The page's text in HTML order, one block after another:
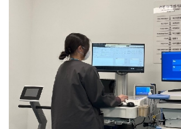
신분으로만 할 수 있는 다양한 경험을 해
때문입니다. 선후배가 아닌 목표를 향해
사회 초년생으로서, 동료로서 이야기하고
학생회장, 대외활동, 학업, 자격증 공부를
힘들었던 시간도 많았습니다. 대학시절
따라오는 성취에 대한 보상을 처음 느꼈
지난 지금, 그때의 기억을 연료 삼아 포
순간마다 열어보고 다시 일어날 수 있는
도전하게 되었습니다. 그 결과 8개의 자
생활을 하면서 취득하게 되었고, 이력서
과정에서도 많은 도움이 되었습니다.티
합격하고 난 이후에는 총 세 번의 면접을
그 기간 동안 본부동에 있는 강의실을 매
준비를 했습니다. 스터디를 통해 교수님
받으면서 부족한 부분들을 개선할 수 있
받을 수 있었습니다. 이런 과정들 덕분에
지원하는 항공사에서 한 번에 합격할 수
현대백화점에 아프리카안경원을 개업하
있었습니다. 또 동시에 백석대학교 대학
진학하여 학업과 안경사 경험을 동시에
있었습니다.​모교 대학원에 진학하여 학
지도해 주신 교수님들과 함께 학업을 계
효과적으로 학업을 병행할 수 있었고, 무
근무하면서 생겼던 현장에서 궁금한 점
보면서 연구할 수 있었습니다.우리 대학